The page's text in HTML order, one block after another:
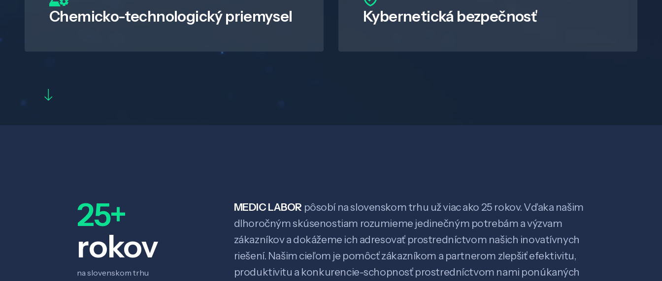
Chemicko-technologický priemysel Kybernetická bezpečnosť
25+
rokov
na slovenskom trhu
MEDIC LABOR pôsobí na slovenskom trhu už viac ako 25 rokov. Vďaka našim
dlhoročným skúsenostiam rozumieme jedinečným potrebám a výzvam
zákazníkov a dokážeme ich adresovať prostredníctvom našich inovatívnych
riešení. Našim cieľom je pomôcť zákazníkom a partnerom zlepšiť efektivitu,
produktivitu a konkurencie-schopnosť prostredníctvom nami ponúkaných